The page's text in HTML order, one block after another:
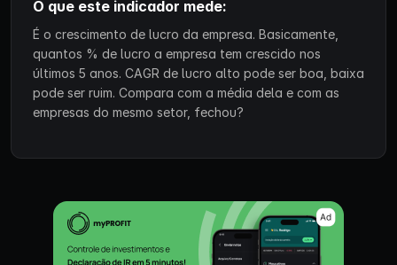
O que este indicador mede:
É o crescimento de lucro da empresa. Basicamente,
quantos % de lucro a empresa tem crescido nos
últimos 5 anos. CAGR de lucro alto pode ser boa, baixa
pode ser ruim. Compara com a média dela e com as
empresas do mesmo setor, fechou?